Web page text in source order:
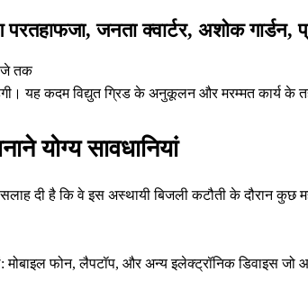
परतहाफजा, जनता क्वार्टर, अशोक
तक
यह कदम विद्युत ग्रिड के अनुकूलन और मरम्मत कार्य के
योग्य सावधानियां
सलाह दी है कि वे इस अस्थायी बिजली कटौती के दौरान कुछ
फोन, लैपटॉप, और अन्य इलेक्ट्रॉनिक डिवाइस जो